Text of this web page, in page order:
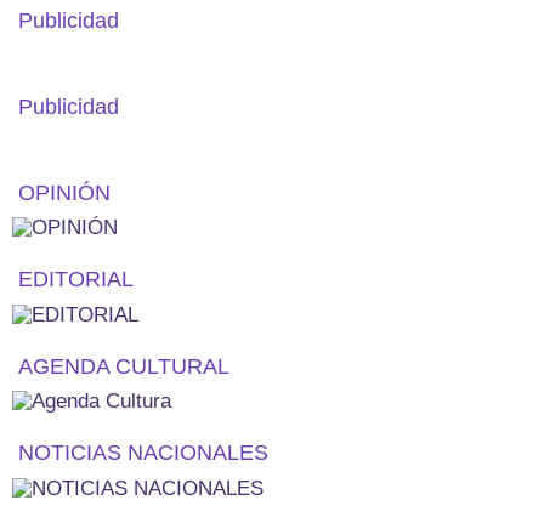
Publicidad
Publicidad
OPINIÓN
EDITORIAL
AGENDA CULTURAL
NOTICIAS NACIONALES